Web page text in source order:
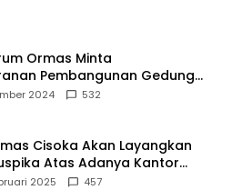
Ormas Minta
Pembangunan Gedung
Cisoka
2024 532
Cisoka Akan Layangkan
Atas Adanya Kantor
2025 457